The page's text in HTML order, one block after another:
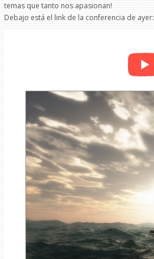
temas que tanto nos apasionan!
Debajo está el link de la conferencia de ayer: